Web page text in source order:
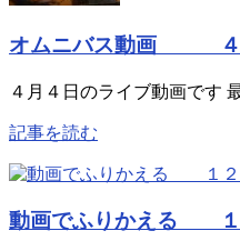
オムニバス動画 ４
４月４日のライブ動画です
記事を読む
動画でふりかえる １